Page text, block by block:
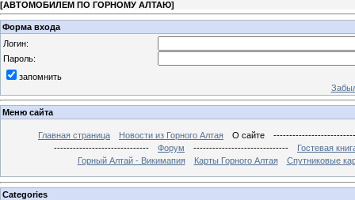
[АВТОМОБИЛЕМ ПО ГОРНОМУ АЛТАЮ]
Форма входа
Логин:
Пароль:
запомнить
Меню сайта
Главная страница Новости из Горного Алтая О сайте
------------------------------
Форум ------------------------------
Гостевая
Горный Алтай - Викимапия
Карты Горного Алтая Спутниковые
Categories